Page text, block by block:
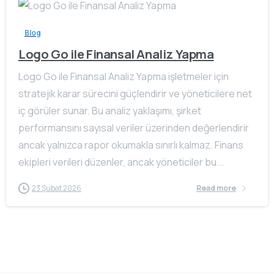
Blog
Logo Go ile Finansal Analiz Yapma
Logo Go ile Finansal Analiz Yapma işletmeler için
stratejik karar sürecini güçlendirir ve yöneticilere net
iç görüler sunar. Bu analiz yaklaşımı, şirket
performansını sayısal veriler üzerinden değerlendirir
ancak yalnızca rapor okumakla sınırlı kalmaz. Finans
ekipleri verileri düzenler, ancak yöneticiler bu...
23 Şubat 2026 Read more